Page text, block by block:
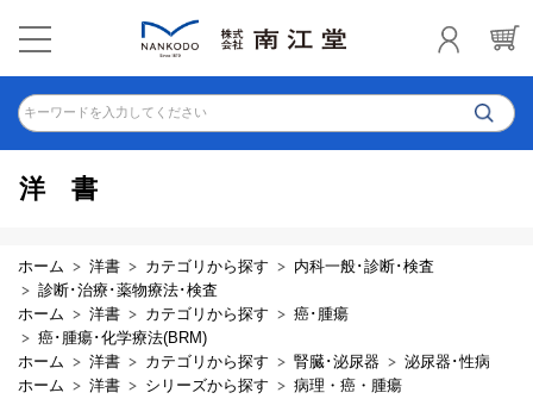
キーワードを入力してください
洋書
ホーム 洋書 カテゴリから探す
内科一般･診断･検査
診断･治療･薬物療法･検査
ホーム
洋書 カテゴリから探す
癌･腫瘍
癌･腫瘍･化学療法(BRM)
ホーム
洋書 カテゴリから探す 腎臓･泌尿器
泌尿器･性病
ホーム
洋書 シリーズから探す
病理・癌・腫瘍